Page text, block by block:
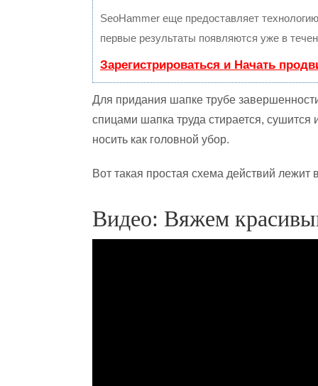
SeoHammer еще предоставляет
первые результаты появляются уже в
Зарегистрироваться и Начать
Для придания шапке трубе
спицами шапка труда стирается, сушится
носить как головной убор.
Вот такая простая схема действий лежит
Видео: Вяжем